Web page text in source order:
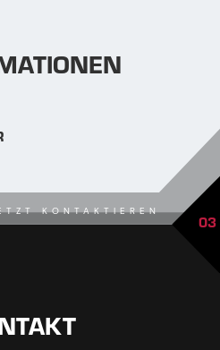
KONTAKTIEREN 03